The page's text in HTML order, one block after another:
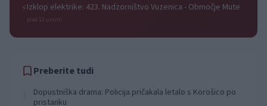
⚡Izklop elektrike: 423. Nadzorništvo Vuzenica - Območje Mute
pred 12 urami
Preberite tudi
Dopustniška drama: Policija pričakala letalo s Korošico po
pristanku